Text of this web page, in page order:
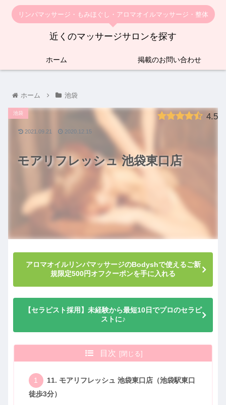
リンパマッサージ・もみほぐし・アロマオイルマッサージ・整体
近くのマッサージサロンを探す
ホーム 掲載のお問い合わせ
ホーム 池袋
モアリフレッシュ 池袋東口店
4.5
池袋
2021.09.21 2020.12.15
アロマオイルリンパマッサージのBodyshで使えるご新
規限定500円オフクーポンを手に入れる
【セラピスト採用】未経験から最短10日でプロのセラピ
ストに♪
目次
11. モアリフレッシュ 池袋東口店（池袋駅東口
徒歩3分）